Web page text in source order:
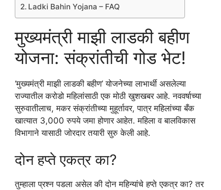
Ladki Bahin Yojana – FAQ
मुख्यमंत्री माझी लाडकी बहीण
योजना: संक्रांतीची गोड भेट!
‘मुख्यमंत्री माझी लाडकी बहीण’ योजनेच्या लाभार्थी असलेल्या
राज्यातील करोडो महिलांसाठी एक मोठी खुशखबर आहे. नववर्षाच्या
सुरुवातीलाच, मकर संक्रांतीच्या मुहूर्तावर, पात्र महिलांच्या बँक
खात्यात 3,000 रुपये जमा होणार आहेत. महिला व बालविकास
विभागाने यासाठी जोरदार तयारी सुरु केली आहे.
दोन हप्ते एकत्र का?
तुम्हाला प्रश्न पडला असेल की दोन महिन्यांचे हप्ते एकत्र का? तर